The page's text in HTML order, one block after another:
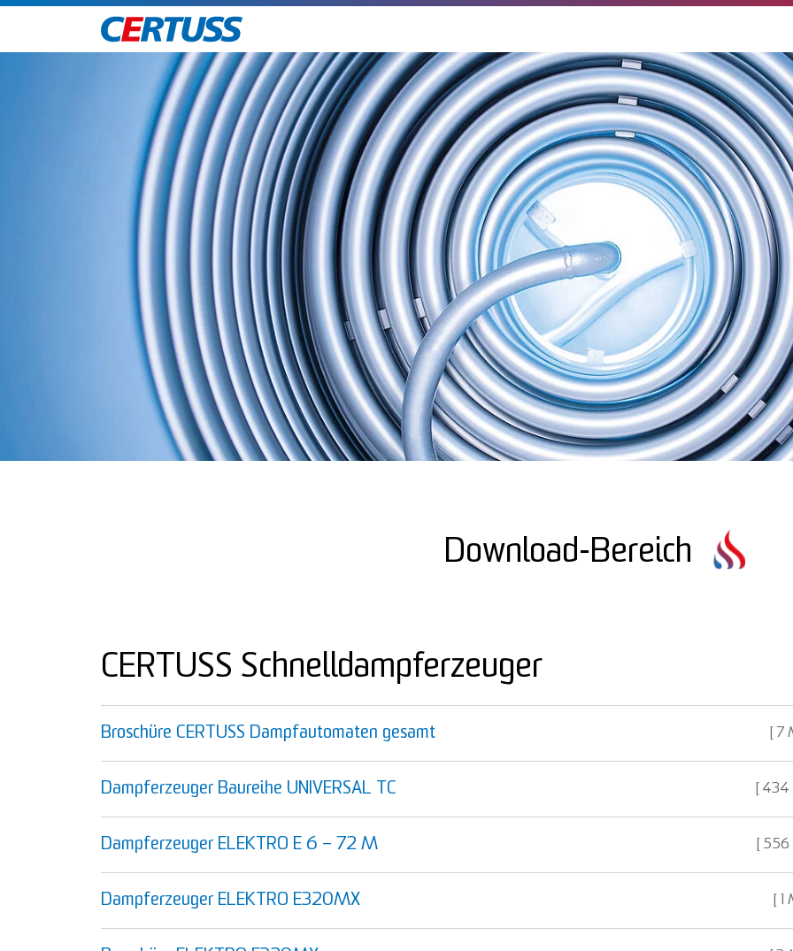
Download-Bereich
CERTUSS Schnelldampferzeuger
Broschüre CERTUSS Dampfautomaten gesamt 7
Dampferzeuger Baureihe UNIVERSAL TC 434
Dampferzeuger ELEKTRO E 6 – 72 M 556
Dampferzeuger ELEKTRO E320MX